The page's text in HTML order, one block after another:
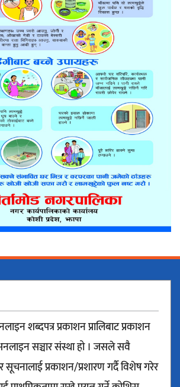
शब्दपत्र प्रकाशन प्रालिबाट प्रकाशन
सञ्चार संस्था हो । जसले सवै
सूचनालाई प्रकाशन/प्रशारण गर्दै विशेष गरेर